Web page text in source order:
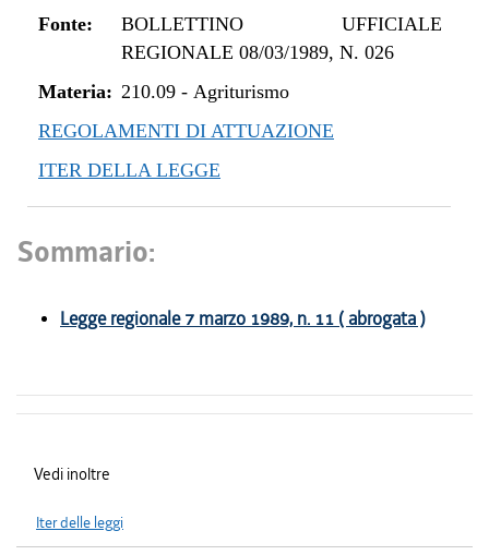
Fonte:
BOLLETTINO UFFICIALE
REGIONALE 08/03/1989, N. 026
Materia: 210.09- Agriturismo
REGOLAMENTI DI ATTUAZIONE
ITER DELLA LEGGE
Sommario:
Legge regionale 7 marzo 1989, n. 11 ( abrogata )
Vedi inoltre
Iter delle leggi